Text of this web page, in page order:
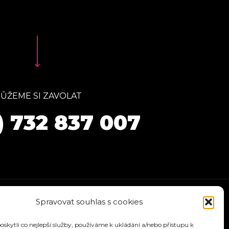
Spravovat souhlas s cookies
co nejlepší služby, používáme k ukládání a/nebo přístupu k
SI ZAVOLAT
732 837 007